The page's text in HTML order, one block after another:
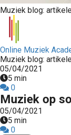
Muziek blog:
Online Muziek
Muziek blog:
05/04/2021
5 min
0
Muziek op
05/04/2021
5 min
0